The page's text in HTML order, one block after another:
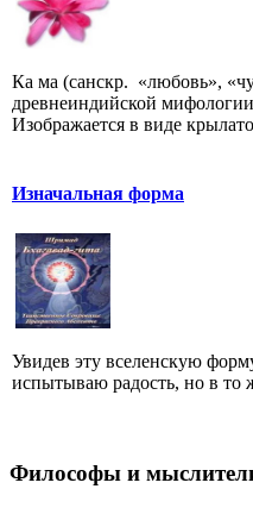
Ка ма (санскр. «любовь»,
древнеиндийской
Изображается в виде
Изначальная форма
Увидев эту вселенскую
испытываю радость, но в то
Философы и